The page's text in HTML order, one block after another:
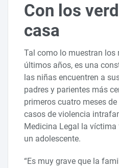
Con los
casa
Tal como lo muestran los
últimos años, es una
las niñas encuentren a
padres y parientes más
primeros cuatro meses
casos de violencia
Medicina Legal la
un adolescente.
“Es muy grave que la